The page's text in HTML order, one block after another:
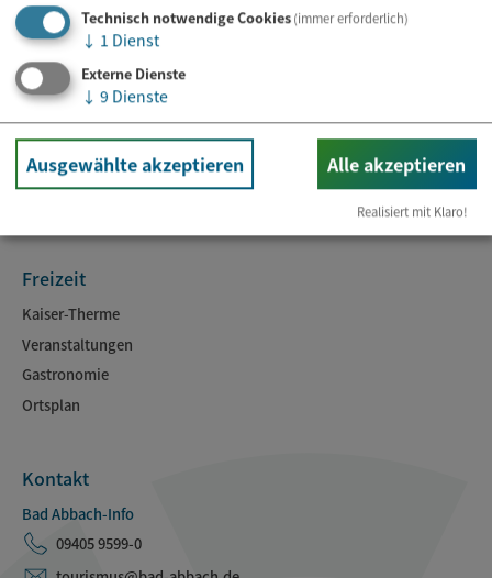
Rathaus
Online-Dienste
Ansprechpartner
Freizeit
Kaiser-Therme
Veranstaltungen
Gastronomie
Ortsplan
Kontakt
Bad Abbach-Info
09405 9599-0
Technisch notwendige Cookies(immer erforderlich)
↓ 1 Dienst
Externe Dienste
↓ 9 Dienste
Ausgewählte akzeptieren Alle akzeptieren
Realisiert mit Klaro!